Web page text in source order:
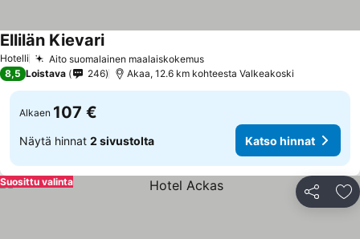
Hotelli Aito suomalainen maalaiskokemus
Ellilän Kievari
8,5 Loistava 246 Akaa, 12.6 km kohteesta Valkeakoski
Alkaen 107 €
Näytä hinnat 2 sivustolta Katso hinnat
Jaa
Suosittu valinta